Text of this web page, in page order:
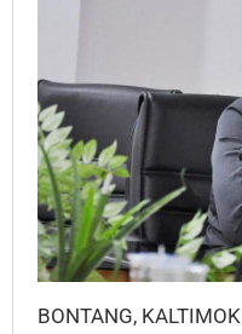
BONTANG,